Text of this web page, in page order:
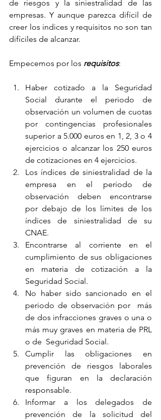
de riesgos y la siniestralidad de las
empresas. Y aunque parezca difícil de
creer los indices y requisitos no son tan
difíciles de alcanzar.
Empecemos por los requisitos:
Haber cotizado a la Seguridad
Social durante el periodo de
observación un volumen de cuotas
por contingencias profesionales
superior a 5.000 euros en 1, 2, 3 o 4
ejercicios o alcanzar los 250 euros
de cotizaciones en 4 ejercicios.
Los índices de siniestralidad de la
empresa en el periodo de
observación deben encontrarse
por debajo de los límites de los
índices de siniestralidad de su
CNAE.
Encontrarse al corriente en el
cumplimiento de sus obligaciones
en materia de cotización a la
Seguridad Social.
No haber sido sancionado en el
periodo de observación por  más
de dos infracciones graves o una o
más muy graves en materia de PRL
o de  Seguridad Social.
Cumplir las obligaciones en
prevención de riesgos laborales
que figuran en la declaración
responsable.
Informar a los delegados de
prevención de la solicitud del